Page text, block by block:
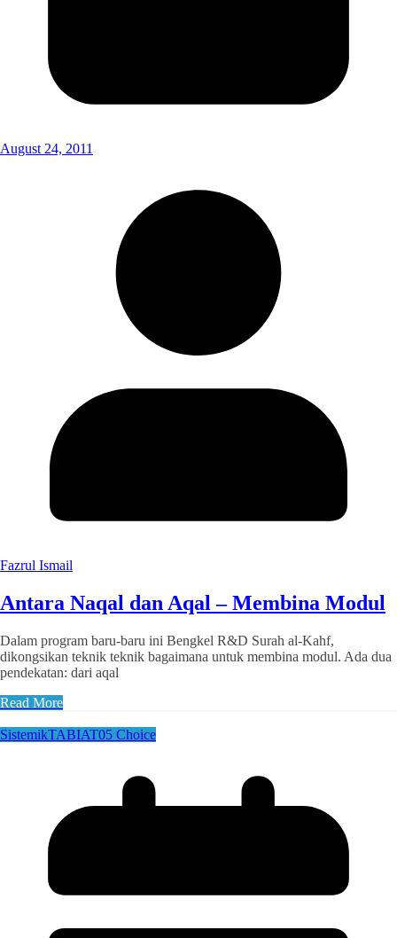
August 24, 2011
Fazrul Ismail
Antara Naqal dan Aqal – Membina Modul
Dalam program baru-baru ini Bengkel R&D Surah al-Kahf,
dikongsikan teknik teknik bagaimana untuk membina modul. Ada dua
pendekatan: dari aqal
Read More
SistemikTABIAT05 Choice